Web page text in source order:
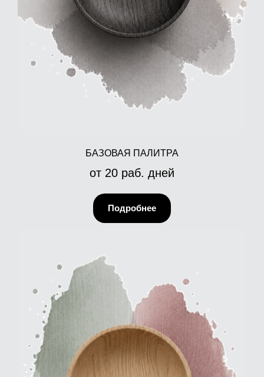
БАЗОВАЯ ПАЛИТРА
от 20 раб. дней
Подробнее